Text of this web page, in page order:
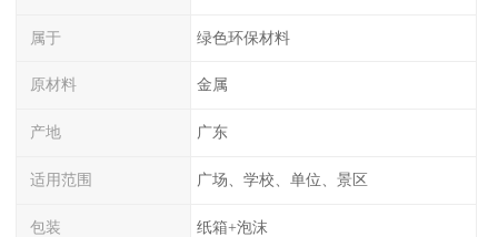
属于 绿色环保材料
原材料 金属
产地 广东
适用范围 广场、学校、单位、景区
包装 纸箱+泡沫